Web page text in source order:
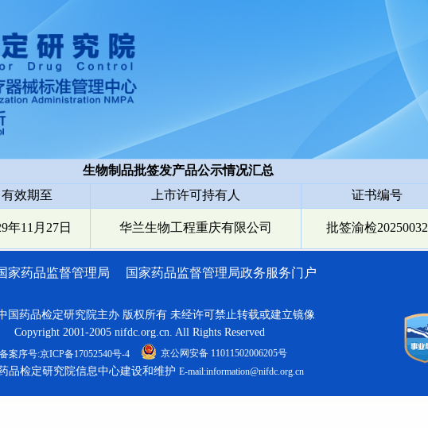
生物制品批签发产品公示情况汇总
有效期至
上市许可持有人 证书编号
年11月27日 华兰生物工程重庆有限公司 批签渝检20250032
家药品监督管理局 国家药品监督管理局政务服务门户
国药品检定研究院主办 版权所有 未经许可禁止转载或建立镜像
Copyright 2001-2005 nifdc.org.cn. All Rights Reserved
备案序号:京ICP备17052540号-4 京公网安备 11011502006205号
品检定研究院信息中心建设和维护 E-mail:information@nifdc.org.cn